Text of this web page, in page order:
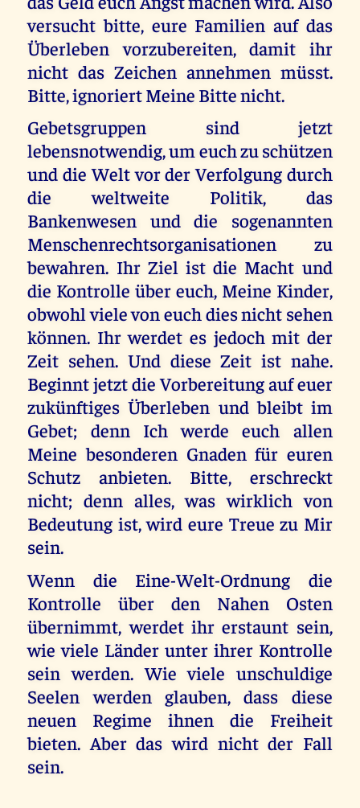
versucht bitte, eure Familien auf das
Überleben vorzubereiten, damit ihr
nicht das Zeichen annehmen müsst.
Bitte, ignoriert Meine Bitte nicht.
Gebetsgruppen sind jetzt
lebensnotwendig, um euch zu schützen
und die Welt vor der Verfolgung durch
die weltweite Politik, das
Bankenwesen und die sogenannten
Menschenrechtsorganisationen zu
bewahren. Ihr Ziel ist die Macht und
die Kontrolle über euch, Meine Kinder,
obwohl viele von euch dies nicht sehen
können. Ihr werdet es jedoch mit der
Zeit sehen. Und diese Zeit ist nahe.
Beginnt jetzt die Vorbereitung auf euer
zukünftiges Überleben und bleibt im
Gebet; denn Ich werde euch allen
Meine besonderen Gnaden für euren
Schutz anbieten. Bitte, erschreckt
nicht; denn alles, was wirklich von
Bedeutung ist, wird eure Treue zu Mir
sein.
Wenn die Eine-Welt-Ordnung die
Kontrolle über den Nahen Osten
übernimmt, werdet ihr erstaunt sein,
wie viele Länder unter ihrer Kontrolle
sein werden. Wie viele unschuldige
Seelen werden glauben, dass diese
neuen Regime ihnen die Freiheit
bieten. Aber das wird nicht der Fall
sein.